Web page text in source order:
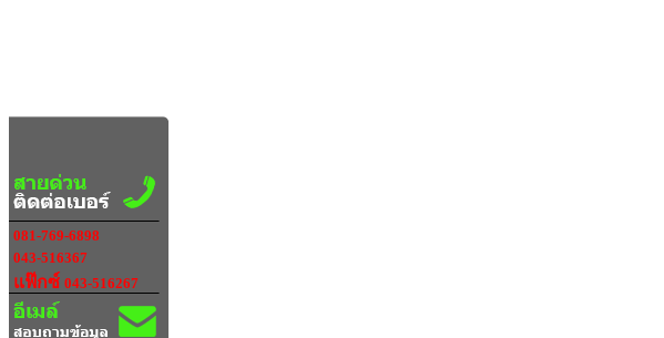
081-769-6898
043-516367
แฟ๊กซ์ 043-516267